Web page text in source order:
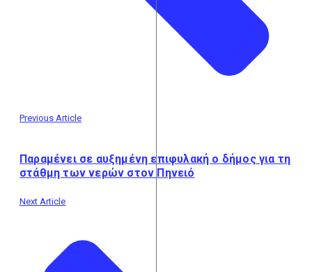
Previous Article
Παραμένει σε αυξημένη επιφυλακή ο δήμος για τη
στάθμη των νερών στον Πηνειό
Next Article